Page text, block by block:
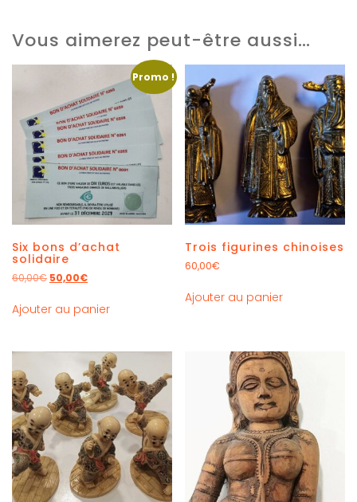
Vous aimerez peut-être aussi…
Promo !
Six bons d’achat
solidaire
60,00€ 50,00€
Ajouter au panier
Trois figurines chinoises
60,00€
Ajouter au panier